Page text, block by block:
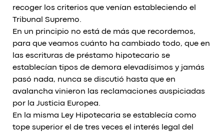
recoger los criterios que venían estableciendo el
Tribunal Supremo.
En un principio no está de más que recordemos,
para que veamos cuánto ha cambiado todo, que en
las escrituras de préstamo hipotecario se
establecían tipos de demora elevadísimos y jamás
pasó nada, nunca se discutió hasta que en
avalancha vinieron las reclamaciones auspiciadas
por la Justicia Europea.
En la misma Ley Hipotecaria se establecía como
tope superior el de tres veces el interés legal del